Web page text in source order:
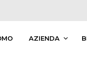
AZIENDA